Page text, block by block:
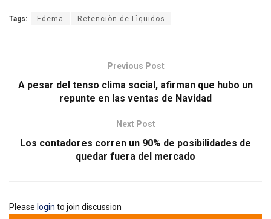
Tags: Edema Retenciòn de Lìquidos
Previous Post
A pesar del tenso clima social, afirman que hubo un
repunte en las ventas de Navidad
Next Post
Los contadores corren un 90% de posibilidades de
quedar fuera del mercado
Please login to join discussion